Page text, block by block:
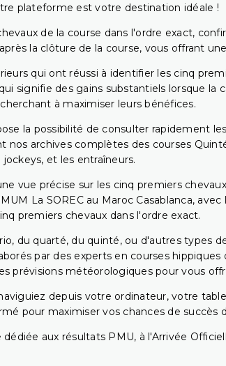
plateforme est votre destination idéale !
de la course dans l'ordre exact,
la clôture de la course, vous offrant
qui ont réussi à identifier les cinq
signifie des gains substantiels lorsque
cherchant à maximiser leurs bénéfices.
la possibilité de consulter rapidement
archives complètes des courses
jockeys, et les entraîneurs.
vue précise sur les cinq premiers
La SOREC au Maroc Casablanca,
premiers chevaux dans l'ordre exact.
du quarté, du quinté, ou d'autres types
par des experts en courses
prévisions météorologiques pour vous
depuis votre ordinateur, votre
pour maximiser vos chances de succès
aux résultats PMU, à l'Arrivée